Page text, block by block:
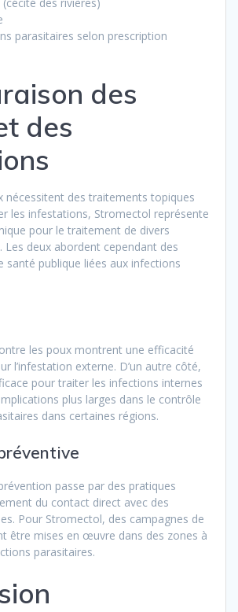
des rivières)
parasitaires selon prescription
des
des
nécessitent des traitements topiques
les infestations, Stromectol représente
pour le traitement de divers
Les deux abordent cependant des
santé publique liées aux infections
les poux montrent une efficacité
l’infestation externe. D’un autre côté,
pour traiter les infections internes
plus larges dans le contrôle
dans certaines régions.
passe par des pratiques
du contact direct avec des
Pour Stromectol, des campagnes de
être mises en œuvre dans des zones à
parasitaires.